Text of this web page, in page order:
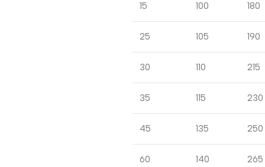
15 100 180
25 105 190
30 110 215
35 115 230
45 135 250
60 140 265